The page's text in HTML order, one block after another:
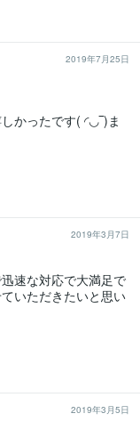
2019年7月25日
かったです( ◜◡‾)ま
2019年3月7日
速な対応で大満足で
いただきたいと思い
2019年3月5日